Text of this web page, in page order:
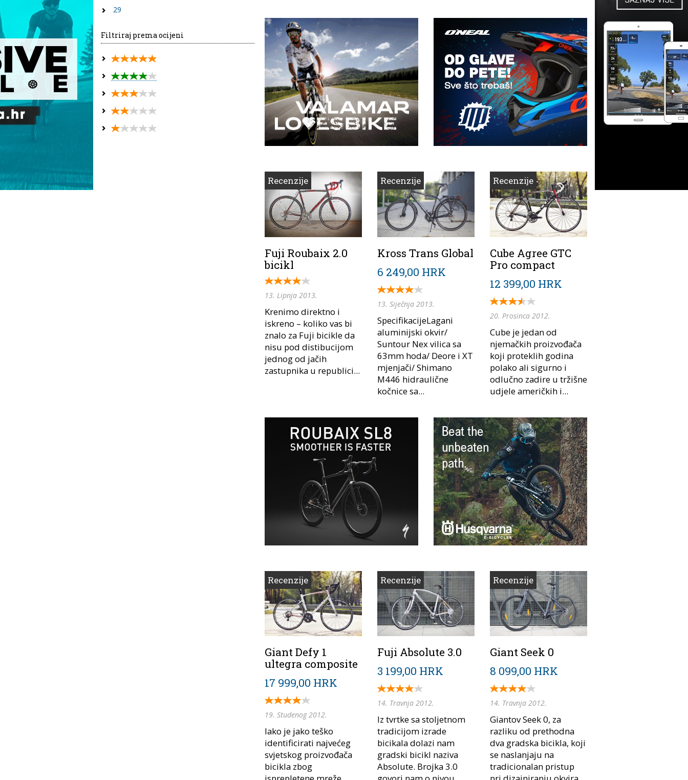
29
Filtriraj prema ocijeni
Recenzije
Fuji Roubaix 2.0
bicikl
13. Lipnja 2013.
Krenimo direktno i
iskreno – koliko vas bi
znalo za Fuji bicikle da
nisu pod distibucijom
jednog od jačih
zastupnika u republici...
Recenzije
Kross Trans Global
6 249,00 HRK
13. Siječnja 2013.
SpecifikacijeLagani
aluminijski okvir/
Suntour Nex vilica sa
63mm hoda/ Deore i XT
mjenjači/ Shimano
M446 hidraulične
kočnice sa...
Recenzije
Cube Agree GTC
Pro compact
12 399,00 HRK
20. Prosinca 2012.
Cube je jedan od
njemačkih proizvođača
koji proteklih godina
polako ali sigurno i
odlučno zadire u tržišne
udjele američkih i...
Recenzije
Giant Defy 1
ultegra composite
17 999,00 HRK
19. Studenog 2012.
Iako je jako teško
identificirati najvećeg
svjetskog proizvođača
bicikla zbog
Recenzije
Fuji Absolute 3.0
3 199,00 HRK
14. Travnja 2012.
Iz tvrtke sa stoljetnom
tradicijom izrade
bicikala dolazi nam
gradski bicikl naziva
Absolute. Brojka 3.0
Recenzije
Giant Seek 0
8 099,00 HRK
14. Travnja 2012.
Giantov Seek 0, za
razliku od prethodna
dva gradska bicikla, koji
se naslanjaju na
tradicionalan pristup